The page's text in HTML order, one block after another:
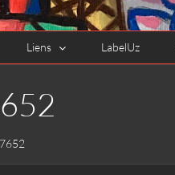
Liens LabelUz